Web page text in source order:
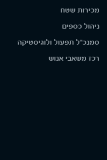
מכירות שטח
ניהול כספים
סמנכ"ל תפעול ולוגיסטיקה
רכז משאבי אנוש